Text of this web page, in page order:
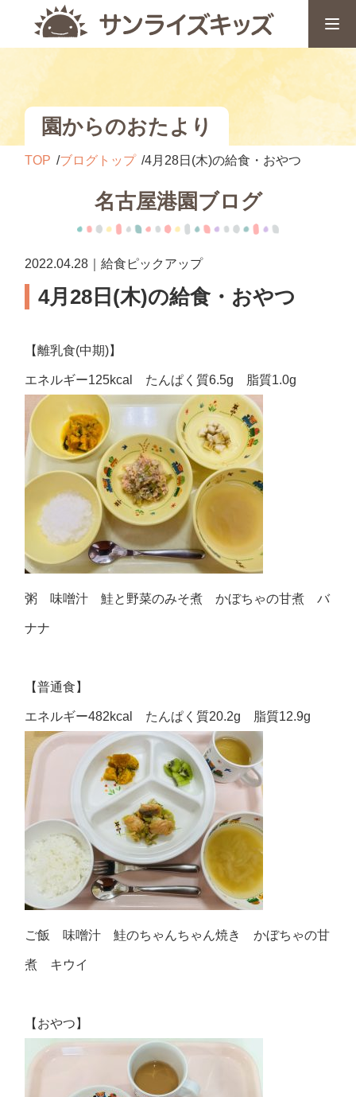
園からのおたより
TOP ブログトップ 4月28日(木)の給食・おやつ
名古屋港園ブログ
2022.04.28｜給食ピックアップ
4月28日(木)の給食・おやつ
【離乳食(中期)】
エネルギー125kcal たんぱく質6.5g 脂質1.0g
粥 味噌汁 鮭と野菜のみそ煮 かぼちゃの甘煮 バ
ナナ
【普通食】
エネルギー482kcal たんぱく質20.2g 脂質12.9g
ご飯 味噌汁 鮭のちゃんちゃん焼き かぼちゃの甘
煮 キウイ
【おやつ】